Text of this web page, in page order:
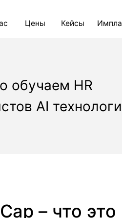
Цены Кейсы Имплант IT-
обучаем HR
AI
– что